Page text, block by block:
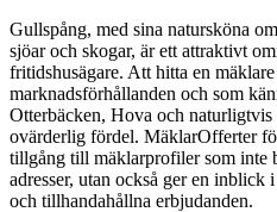
Gullspång, med sina natursköna
sjöar och skogar, är ett attraktivt
fritidshusägare. Att hitta en
marknadsförhållanden och som
Otterbäcken, Hova och naturligtvis
ovärderlig fördel. MäklarOfferter
tillgång till mäklarprofiler som inte
adresser, utan också ger en inblick
och tillhandahållna erbjudanden.